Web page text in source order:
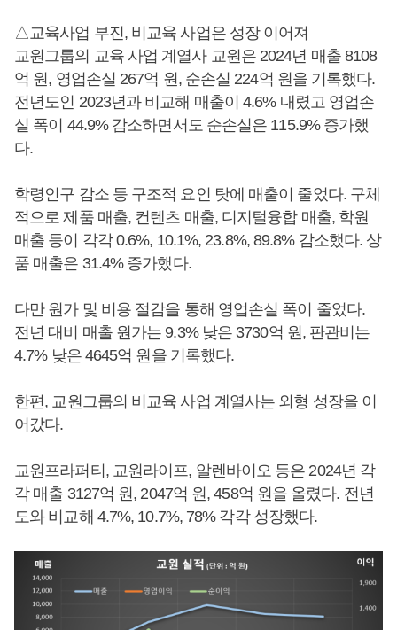
△교육사업 부진, 비교육 사업은 성장 이어져
교원그룹의 교육 사업 계열사 교원은 2024년 매출 8108
억 원, 영업손실 267억 원, 순손실 224억 원을 기록했다.
전년도인 2023년과 비교해 매출이 4.6% 내렸고 영업손
실 폭이 44.9% 감소하면서도 순손실은 115.9% 증가했
다.
학령인구 감소 등 구조적 요인 탓에 매출이 줄었다. 구체
적으로 제품 매출, 컨텐츠 매출, 디지털융합 매출, 학원
매출 등이 각각 0.6%, 10.1%, 23.8%, 89.8% 감소했다. 상
품 매출은 31.4% 증가했다.
다만 원가 및 비용 절감을 통해 영업손실 폭이 줄었다.
전년 대비 매출 원가는 9.3% 낮은 3730억 원, 판관비는
4.7% 낮은 4645억 원을 기록했다.
한편, 교원그룹의 비교육 사업 계열사는 외형 성장을 이
어갔다.
교원프라퍼티, 교원라이프, 알렌바이오 등은 2024년 각
각 매출 3127억 원, 2047억 원, 458억 원을 올렸다. 전년
도와 비교해 4.7%, 10.7%, 78% 각각 성장했다.